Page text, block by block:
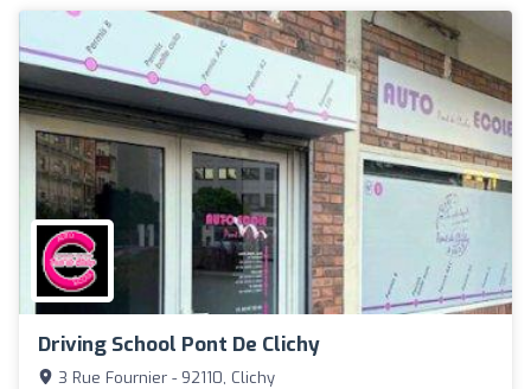
Driving School Pont De Clichy
3 Rue Fournier - 92110, Clichy